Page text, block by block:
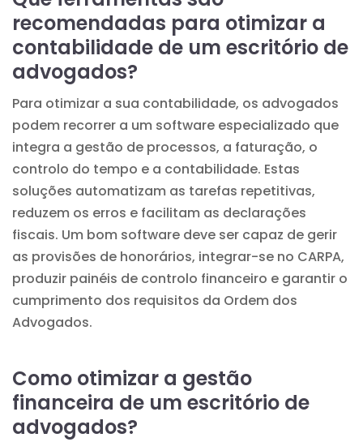
recomendadas para otimizar a
contabilidade de um escritório de
advogados?
Para otimizar a sua contabilidade, os advogados
podem recorrer a um software especializado que
integra a gestão de processos, a faturação, o
controlo do tempo e a contabilidade. Estas
soluções automatizam as tarefas repetitivas,
reduzem os erros e facilitam as declarações
fiscais. Um bom software deve ser capaz de gerir
as provisões de honorários, integrar-se no CARPA,
produzir painéis de controlo financeiro e garantir o
cumprimento dos requisitos da Ordem dos
Advogados.
Como otimizar a gestão
financeira de um escritório de
advogados?